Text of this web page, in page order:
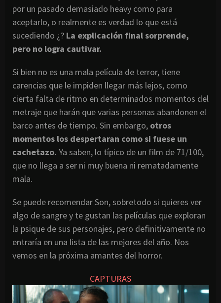
por un pasado demasiado heavy como para
aceptarlo, o realmente es verdad lo que está
sucediendo ¿? La explicación final sorprende,
pero no logra cautivar.
Si bien no es una mala película de terror, tiene
carencias que le impiden llegar más lejos, como
cierta falta de ritmo en determinados momentos del
metraje que harán que varias personas abandonen el
barco antes de tiempo. Sin embargo, otros
momentos los despertaran como si fuese un
cachetazo. Ya saben, lo típico de un film de 71/100,
que no llega a ser ni muy buena ni rematadamente
mala.
Se puede recomendar Son, sobretodo si quieres ver
algo de sangre y te gustan las películas que exploran
la psique de sus personajes, pero definitivamente no
entraría en una lista de las mejores del año. Nos
vemos en la próxima amantes del horror.
CAPTURAS